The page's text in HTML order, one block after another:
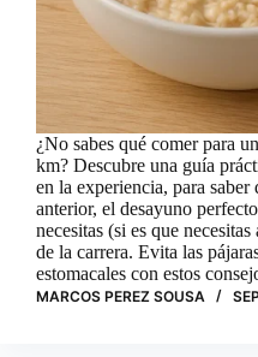
¿No sabes qué comer para
km? Descubre una guía
en la experiencia, para saber
anterior, el desayuno
necesitas (si es que
de la carrera. Evita las
estomacales con estos
MARCOS PEREZ SOUSA